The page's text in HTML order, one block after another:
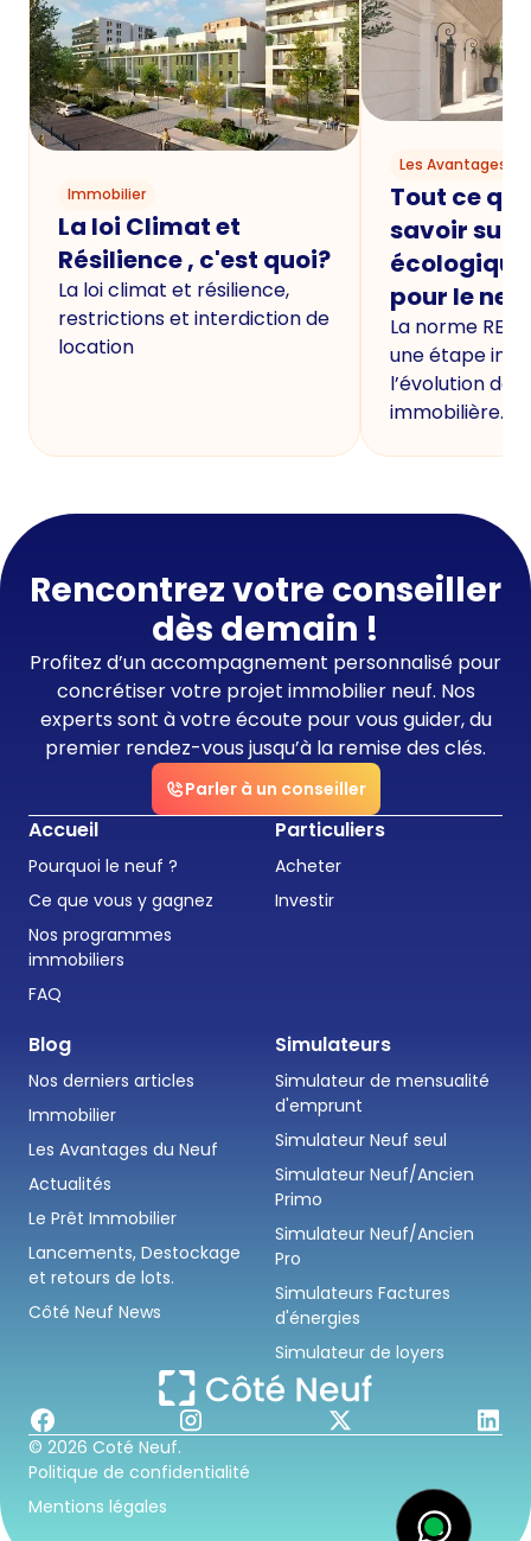
Immobilier
La loi Climat et
Résilience , c'est quoi?
La loi climat et résilience,
restrictions et interdiction de
location
Les Avantages
Tout ce
savoir sur
écologique
pour le
La norme
une étape
l’évolution de
immobilière.
Rencontrez votre conseiller
dès demain !
Profitez d’un accompagnement personnalisé pour
concrétiser votre projet immobilier neuf. Nos
experts sont à votre écoute pour vous guider, du
premier rendez-vous jusqu’à la remise des clés.
Parler à un conseiller
Accueil
Pourquoi le neuf ?
Ce que vous y gagnez
Nos programmes
immobiliers
FAQ
Particuliers
Acheter
Investir
Blog
Nos derniers articles
Immobilier
Les Avantages du Neuf
Actualités
Le Prêt Immobilier
Lancements, Destockage
et retours de lots.
Côté Neuf News
Simulateurs
Simulateur de mensualité
d'emprunt
Simulateur Neuf seul
Simulateur Neuf/Ancien
Primo
Simulateur Neuf/Ancien
Pro
Simulateurs Factures
d'énergies
Simulateur de loyers
© 2026 Coté Neuf.
Politique de confidentialité
Mentions légales